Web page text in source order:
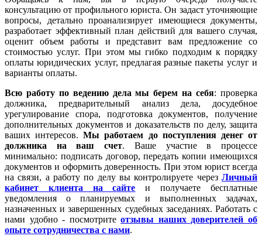
консультацию от профильного юриста. Он задаст уточняющие
вопросы, детально проанализирует имеющиеся документы,
разработает эффективный план действий для вашего случая,
оценит объем работы и представит вам предложение со
стоимостью услуг. При этом мы гибко подходим к порядку
оплаты юридических услуг, предлагая разные пакеты услуг и
варианты оплаты.
Всю работу по ведению дела мы берем на себя: проверка
должника, предварительный анализ дела, досудебное
урегулирование спора, подготовка документов, получение
дополнительных документов и доказательств по делу, защита
ваших интересов.Мы работаем до поступления денег от
должника на ваш счет. Ваше участие в процессе
минимально: подписать договор, передать копии имеющихся
документов и оформить доверенность. При этом юрист всегда
на связи, а работу по делу вы контролируете через Личный
кабинет клиента на сайте и получаете бесплатные
уведомления о планируемых и выполненных задачах,
назначенных и завершенных судебных заседаниях. Работать с
нами удобно - посмотритеотзывы наших доверителей об
опыте сотрудничества с нами.